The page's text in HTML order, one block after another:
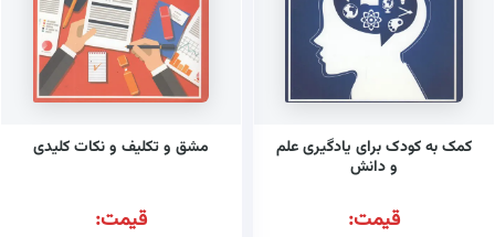
کمک به کودک برای یادگیری علم
و دانش
قیمت:
مشق و تکلیف و نکات کلیدی
قیمت: